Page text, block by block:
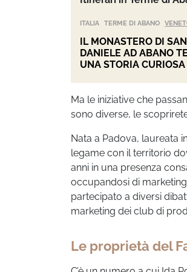
ITALIA TERME DI ABANO
IL MONASTERO DI SAN
DANIELE AD ABANO
UNA STORIA CURIOSA
Ma le iniziative che
sono diverse, le
Nata a Padova, laureata
legame con il territorio
anni in una presenza
occupandosi di
partecipato a diversi
marketing dei club di
Le proprietà del